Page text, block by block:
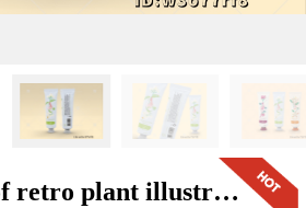
Hand cream of retro plant illustration series：Refreshing jasmine